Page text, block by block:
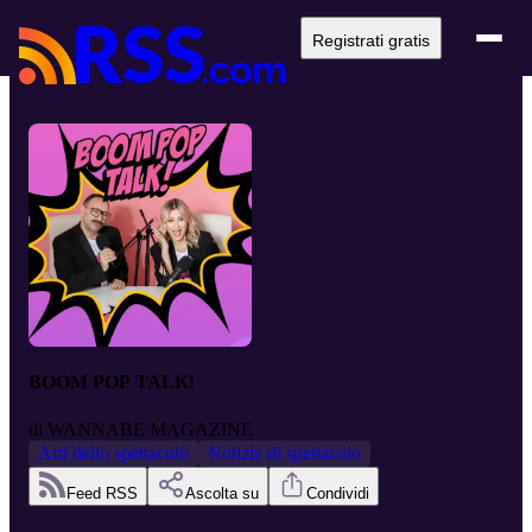
Registrati gratis
BOOM POP TALK!
di WANNABE MAGAZINE
Arti dello spettacolo
Notizie di spettacolo
Feed RSS Ascolta su Condividi